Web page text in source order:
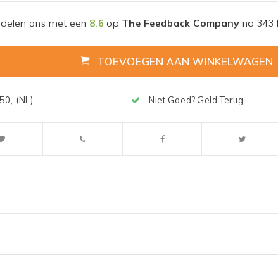
ons met een 8,6op The Feedback Companyna 343
TOEVOEGEN AAN WINKELWAGEN
(NL) Niet Goed? Geld Terug